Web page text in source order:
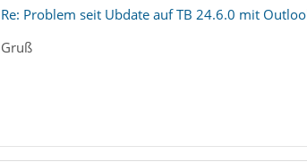
Re: Problem seit Ubdate auf TB 24.6.0 mit
Gruß